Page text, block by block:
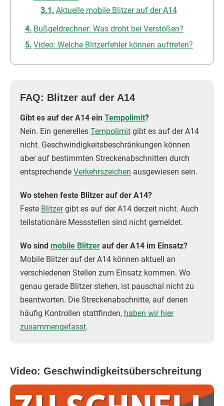
Aktuelle mobile Blitzer auf der A14
Bußgeldrechner: Was droht bei Verstößen?
Video: Welche Blitzerfehler können auftreten?
FAQ: Blitzer auf der A14
Gibt es auf der A14 ein Tempolimit?
Nein. Ein generelles Tempolimit gibt es auf der A14
nicht. Geschwindigkeitsbeschränkungen können
aber auf bestimmten Streckenabschnitten durch
entsprechende Verkehrszeichen ausgewiesen sein.
Wo stehen feste Blitzer auf der A14?
Feste Blitzergibt es auf der A14 derzeit nicht. Auch
teilstationäre Messstellen sind nicht gemeldet.
Wo sind mobile Blitzer auf der A14 im Einsatz?
Mobile Blitzer auf der A14 können aktuell an
verschiedenen Stellen zum Einsatz kommen. Wo
genau gerade Blitzer stehen, ist pauschal nicht zu
beantworten. Die Streckenabschnitte, auf denen
häufig Kontrollen stattfinden, haben wir hier
zusammengefasst.
Video: Geschwindigkeitsüberschreitung